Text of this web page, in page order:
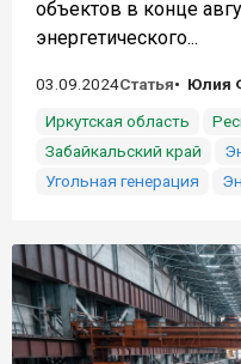
объектов в конце
энергетического...
03.09.2024Статья
Юлия
Иркутская область
Забайкальский край
Угольная генерация